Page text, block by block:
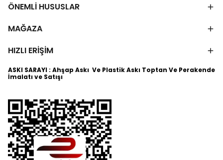
ÖNEMLİ HUSUSLAR
MAĞAZA
HIZLI ERİŞİM
ASKI SARAYI : Ahşap Askı Ve Plastik Askı Toptan Ve Perakende
İmalatı ve Satışı